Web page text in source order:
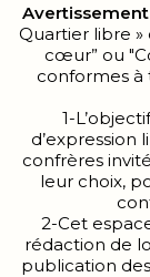
Avertissement
Quartier libre »
cœur” ou
conformes à
1-
d’expression
confrères
leur choix,
2-Cet
rédaction de
publication